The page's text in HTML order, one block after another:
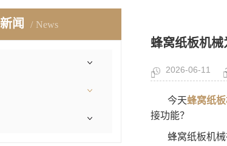
新闻 News
蜂窝纸板机械
2026-06-11
今天蜂窝纸
接功能？
蜂窝纸板机